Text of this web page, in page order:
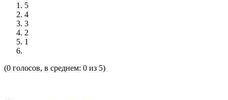
5
4
3
2
1
(0 голосов, в среднем: 0 из 5)